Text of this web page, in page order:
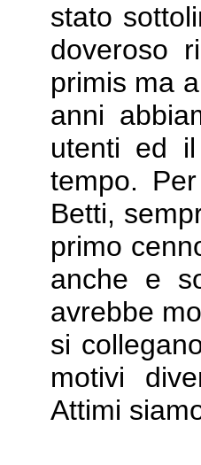
stato
doveroso
primis ma
anni
utenti ed
tempo.
Betti,
primo
anche e
avrebbe
si
motivi
Attimi